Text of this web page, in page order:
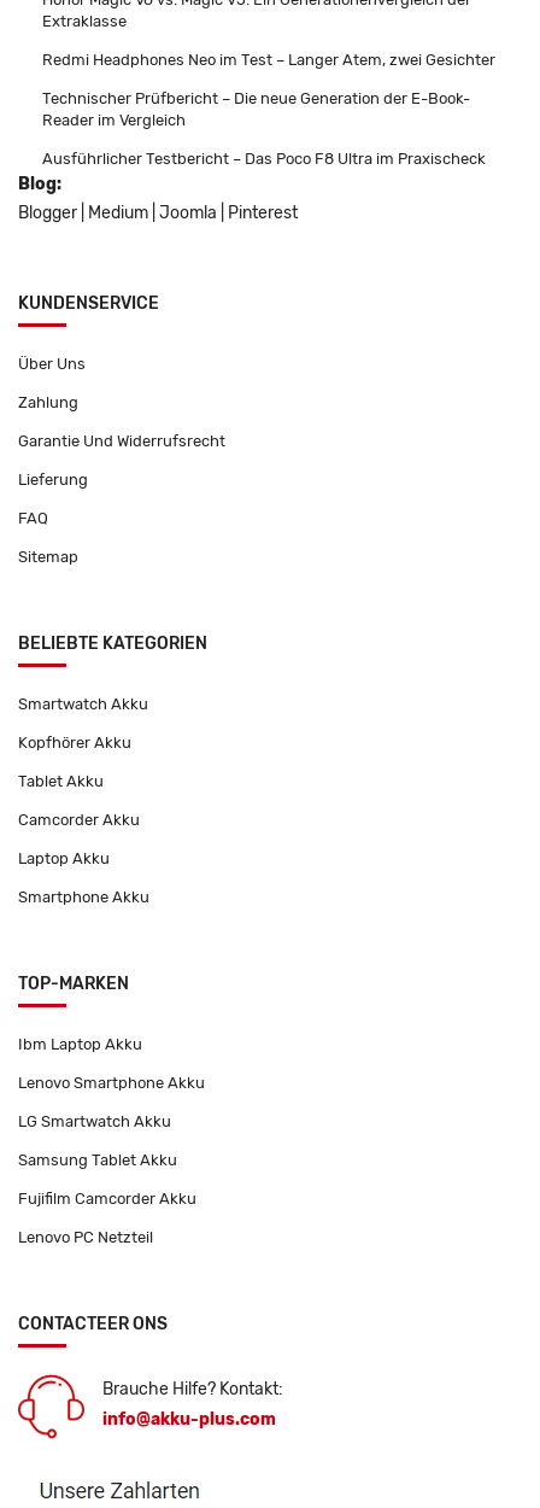
Extraklasse
Redmi Headphones Neo im Test – Langer Atem, zwei Gesichter
Technischer Prüfbericht – Die neue Generation der E-Book-
Reader im Vergleich
Ausführlicher Testbericht – Das Poco F8 Ultra im Praxischeck
Blog:
Blogger
Medium Joomla Pinterest
KUNDENSERVICE
Über Uns
Zahlung
Garantie Und Widerrufsrecht
Lieferung
FAQ
Sitemap
BELIEBTE KATEGORIEN
Smartwatch Akku
Kopfhörer Akku
Tablet Akku
Camcorder Akku
Laptop Akku
Smartphone Akku
TOP-MARKEN
Ibm Laptop Akku
Lenovo Smartphone Akku
LG Smartwatch Akku
Samsung Tablet Akku
Fujifilm Camcorder Akku
Lenovo PC Netzteil
CONTACTEER ONS
Brauche Hilfe? Kontakt:
info@akku-plus.com